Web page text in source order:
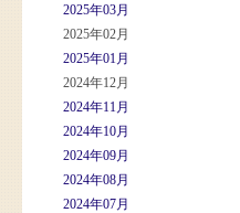
2025年03月
2025年02月
2025年01月
2024年12月
2024年11月
2024年10月
2024年09月
2024年08月
2024年07月